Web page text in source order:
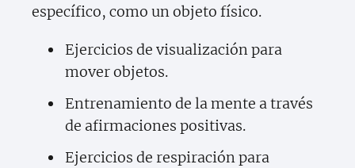
específico, como un objeto físico.
Ejercicios de visualización para
mover objetos.
Entrenamiento de la mente a través
de afirmaciones positivas.
Ejercicios de respiración para